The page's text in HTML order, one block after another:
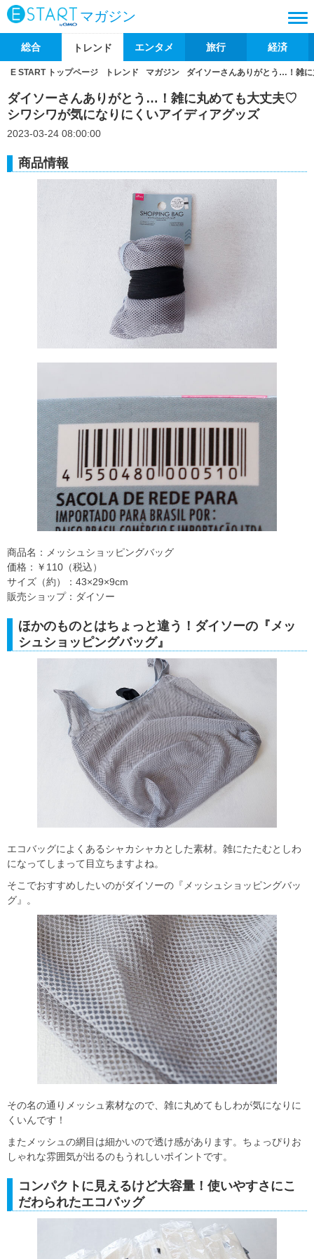
マガジン
総合 トレンド エンタメ 旅行 経済
E START トップページ トレンド マガジン ダイソーさんありがとう…！雑
ダイソーさんありがとう…！雑に丸めても大丈夫♡
シワシワが気になりにくいアイディアグッズ
2023-03-24 08:00:00
商品情報
商品名：メッシュショッピングバッグ
価格：￥110（税込）
サイズ（約）：43×29×9cm
販売ショップ：ダイソー
ほかのものとはちょっと違う！ダイソーの『メッ
シュショッピングバッグ』
エコバッグによくあるシャカシャカとした素材。雑にたたむとしわ
になってしまって目立ちますよね。
そこでおすすめしたいのがダイソーの『メッシュショッピングバッ
グ』。
その名の通りメッシュ素材なので、雑に丸めてもしわが気になりに
くいんです！
またメッシュの網目は細かいので透け感があります。ちょっぴりお
しゃれな雰囲気が出るのもうれしいポイントです。
コンパクトに見えるけど大容量！使いやすさにこ
だわられたエコバッグ